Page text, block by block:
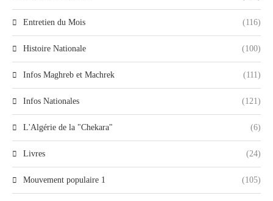
Entretien du Mois (116)
Histoire Nationale (100)
Infos Maghreb et Machrek (111)
Infos Nationales (121)
L'Algérie de la "Chekara" (6)
Livres (24)
Mouvement populaire 1 (105)